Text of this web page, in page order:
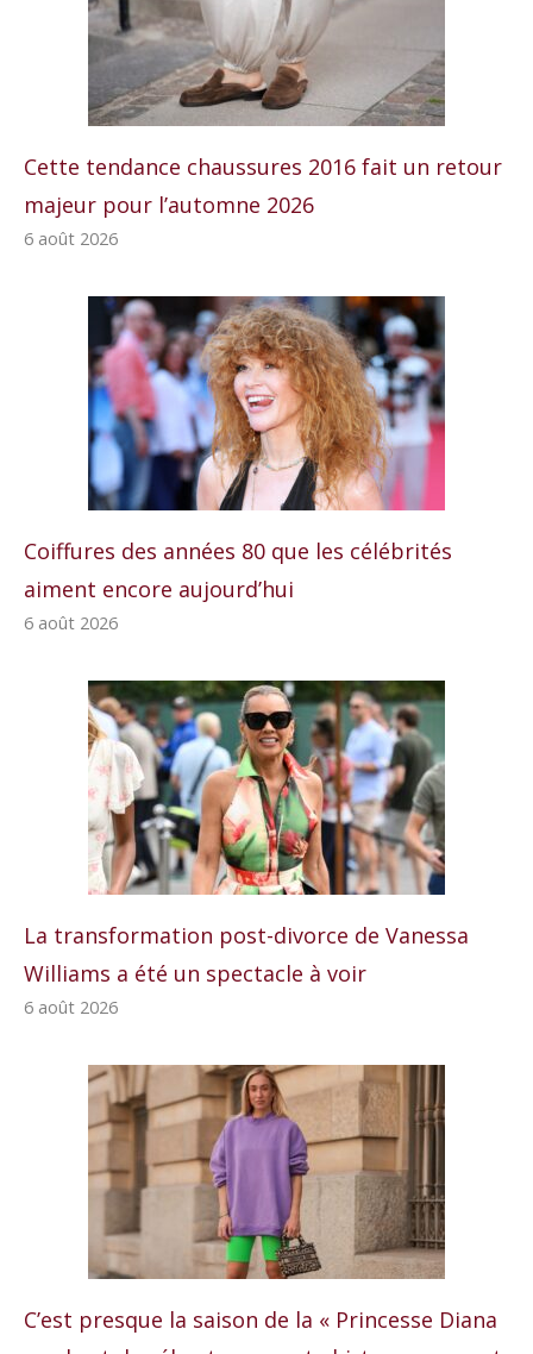
Cette tendance chaussures 2016 fait un retour
majeur pour l’automne 2026
6 août 2026
Coiffures des années 80 que les célébrités
aiment encore aujourd’hui
6 août 2026
La transformation post-divorce de Vanessa
Williams a été un spectacle à voir
6 août 2026
C’est presque la saison de la « Princesse Diana